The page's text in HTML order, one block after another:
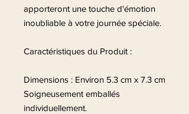
apporteront une touche d'émotion
inoubliable à votre journée spéciale.
Caractéristiques du Produit :
Dimensions : Environ 5.3 cm x 7.3 cm
Soigneusement emballés
individuellement.